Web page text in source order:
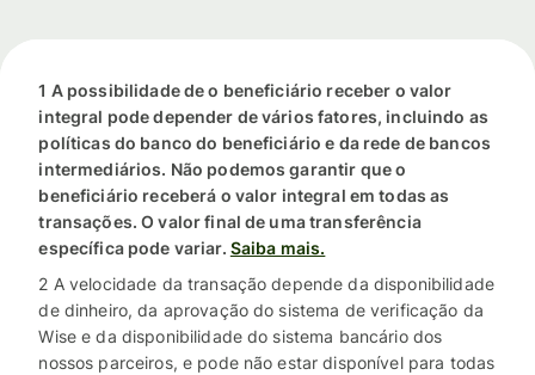
1 A possibilidade de o beneficiário receber o valor
integral pode depender de vários fatores, incluindo as
políticas do banco do beneficiário e da rede de bancos
intermediários. Não podemos garantir que o
beneficiário receberá o valor integral em todas as
transações. O valor final de uma transferência
específica pode variar. Saiba mais.
2 A velocidade da transação depende da disponibilidade
de dinheiro, da aprovação do sistema de verificação da
Wise e da disponibilidade do sistema bancário dos
nossos parceiros, e pode não estar disponível para todas